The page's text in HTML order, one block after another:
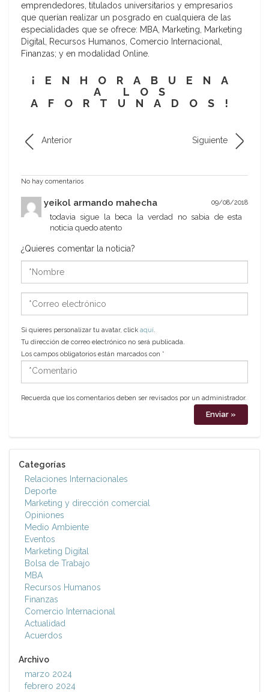
emprendedores, titulados universitarios y empresarios
que querían realizar un posgrado en cualquiera de las
especialidades que se ofrece: MBA, Marketing, Marketing
Digital, Recursos Humanos, Comercio Internacional,
Finanzas; y en modalidad Online.
¡ENHORABUENA
A LOS
AFORTUNADOS!
Anterior Siguiente
No hay comentarios
yeikol armando mahecha 09/08/2018
todavia sigue la beca la verdad no sabia de esta
noticia quedo atento
¿Quieres comentar la noticia?
electrónico
Si quieres personalizar tu avatar, click aquí.
Tu dirección de correo electrónico no será publicada.
Los campos obligatorios están marcados con *
*Comentario
Recuerda que los comentarios deben ser revisados por un administrador.
Categorías
Relaciones Internacionales
Deporte
Marketing y dirección comercial
Opiniones
Medio Ambiente
Eventos
Marketing Digital
Bolsa de Trabajo
MBA
Recursos Humanos
Finanzas
Comercio Internacional
Actualidad
Acuerdos
Archivo
marzo 2024
febrero 2024